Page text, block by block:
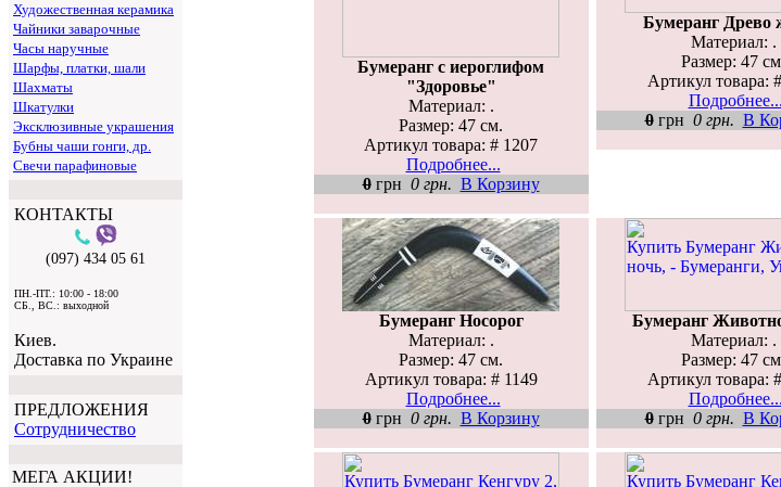
Художественная керамика
Чайники заварочные
Часы наручные
Шарфы, платки, шали
Шахматы
Шкатулки
Эксклюзивные украшения
Бубны чаши гонги, др.
Свечи парафиновые
КОНТАКТЫ
(097) 434 05 61
ПН.-ПТ.: 10:00 - 18:00
СБ., ВС.: выходной
Киев.
Доставка по Украине
ПРЕДЛОЖЕНИЯ
Cотрудничество
МЕГА АКЦИИ!
Бумеранг с иероглифом
"Здоровье"
Материал: .
Размер: 47 см.
Артикул товара: # 1207
Подробнее...
0грн 0 грн. В Корзину
Бумеранг Древо
Материал: .
Размер: 47
Артикул товара:
Подробнее...
0грн 0 грн. В
Бумеранг Носорог
Материал: .
Размер: 47 см.
Артикул товара: # 1149
Подробнее...
0грн 0 грн. В Корзину
Бумеранг
Материал: .
Размер: 47
Артикул товара:
Подробнее...
0грн 0 грн. В